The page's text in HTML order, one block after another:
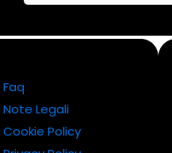
Faq
Note Legali
Cookie Policy